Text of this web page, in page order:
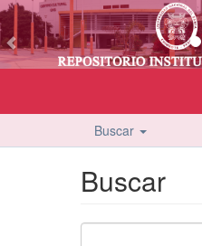
Buscar
Buscar